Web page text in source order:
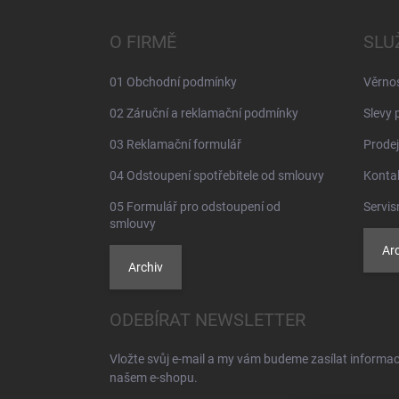
O FIRMĚ
01 Obchodní podmínky
02 Záruční a reklamační podmínky
03 Reklamační formulář
04 Odstoupení spotřebitele od smlouvy
05 Formulář pro odstoupení od
smlouvy
Archiv
Slevy
ODEBÍRAT NEWSLETTER
Vložte svůj e-mail a my vám budeme zasílat
našem e-shopu.